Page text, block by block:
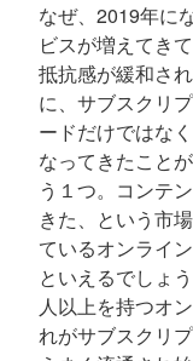
なぜ、2019年に
ビスが増えてき
抵抗感が緩和さ
に、サブスクリ
ードだけではな
なってきたこと
う１つ。コンテ
きた、という市
ているオンライ
といえるでしょ
人以上を持つオ
れがサブスクリ